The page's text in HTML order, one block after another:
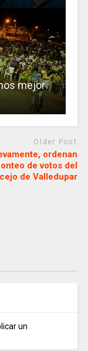
mejor
Older Post
ordenan
de votos del
de Valledupar
un